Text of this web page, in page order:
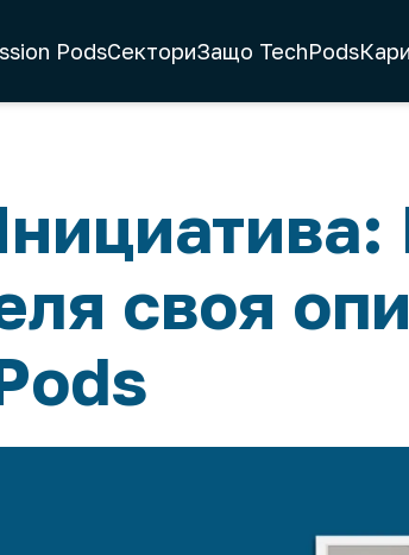
PodsСекториЗащо TechPods
своя